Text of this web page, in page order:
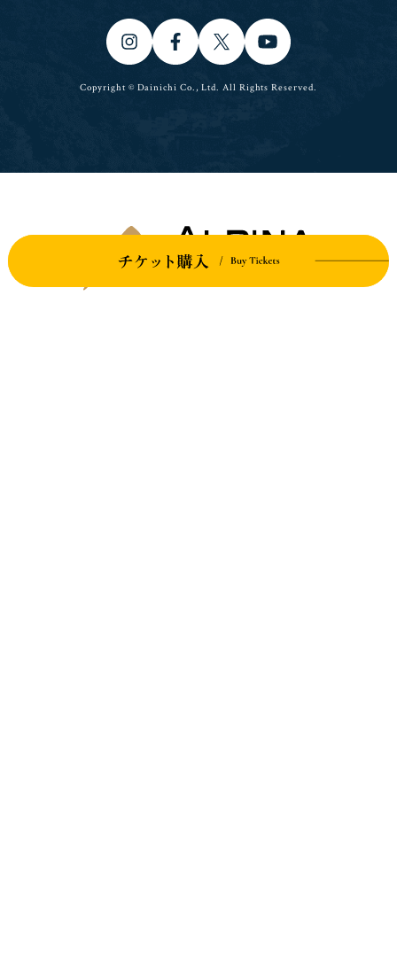
Copyright © Dainichi Co., Ltd. All Rights Reserved.